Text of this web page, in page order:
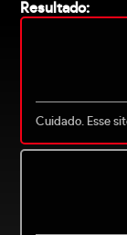
Resultado:
Cuidado. Esse